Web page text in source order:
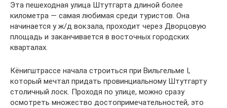
Эта пешеходная улица Штутгарта длиной более
километра — самая любимая среди туристов. Она
начинается у ж/д вокзала, проходит через Дворцовую
площадь и заканчивается в восточных городских
кварталах.
Кёнигштрассе начала строиться при Вильгельме I,
который мечтал придать провинциальному Штутгарту
столичный лоск. Проходя по улице, можно сразу
осмотреть множество достопримечательностей, это